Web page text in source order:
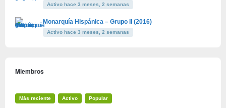
Activo hace 3 meses, 2 semanas
Monarquía Hispánica – Grupo II (2016)
Activo hace 3 meses, 2 semanas
Miembros
Más reciente Activo Popular